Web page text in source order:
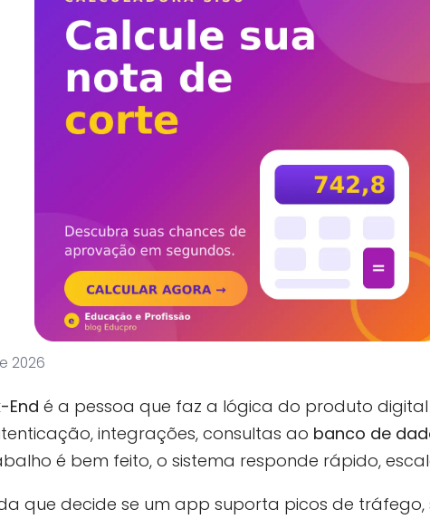
2026
End é a pessoa que faz a lógica do produto
integrações, consultas ao banco de
é bem feito, o sistema responde rápido,
que decide se um app suporta picos de